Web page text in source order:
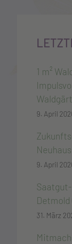
1 m²
9. April
Neuhaus
9. April
31. März